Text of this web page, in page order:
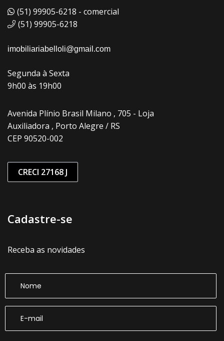
(51) 99905-6218 - comercial
(51) 99905-6218
imobiliariabelloli@gmail.com
Segunda à Sexta
9h00 às 19h00
Avenida Plínio Brasil Milano , 705 - Loja
Auxiliadora , Porto Alegre / RS
CEP 90520-002
CRECI 27168 J
Cadastre-se
Receba as novidades